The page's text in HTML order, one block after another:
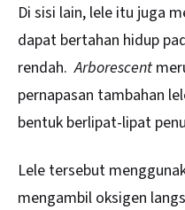
Di sisi lain, lele itu juga
dapat bertahan hidup
rendah.Arborescent
pernapasan tambahan
bentuk berlipat-lipat
Lele tersebut
mengambil oksigen